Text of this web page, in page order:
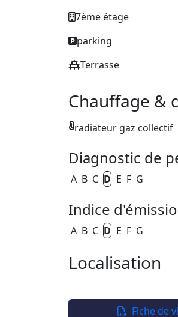
7ème étage
parking
Terrasse
Chauffage &
radiateur gaz collectif
Diagnostic de
A B C D E F G
Indice
A B C D E F G
Localisation
Fiche de